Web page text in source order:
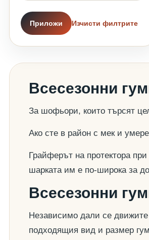
Приложи Изчисти филтрите
Всесезонни
За шофьори, които търсят
Ако сте в район с мек и
Грайферът на протектора
шарката им е по-широка за
Всесезонни
Независимо дали се
подходящия вид и размер